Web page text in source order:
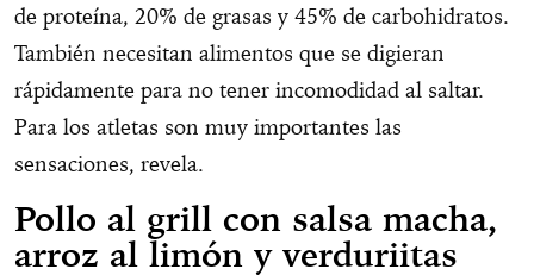
de proteína, 20% de grasas y 45% de carbohidratos.
También necesitan alimentos que se digieran
rápidamente para no tener incomodidad al saltar.
Para los atletas son muy importantes las
sensaciones, revela.
Pollo al grill con salsa macha,
arroz al limón y verduriitas